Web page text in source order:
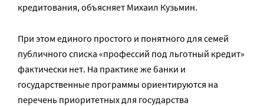
кредитования, объясняет Михаил Кузьмин.
При этом единого простого и понятного для семей
публичного списка «профессий под льготный кредит»
фактически нет. На практике же банки и
государственные программы ориентируются на
перечень приоритетных для государства